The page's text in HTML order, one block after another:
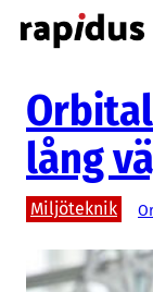
Hoppa
till
lång
Miljöteknik